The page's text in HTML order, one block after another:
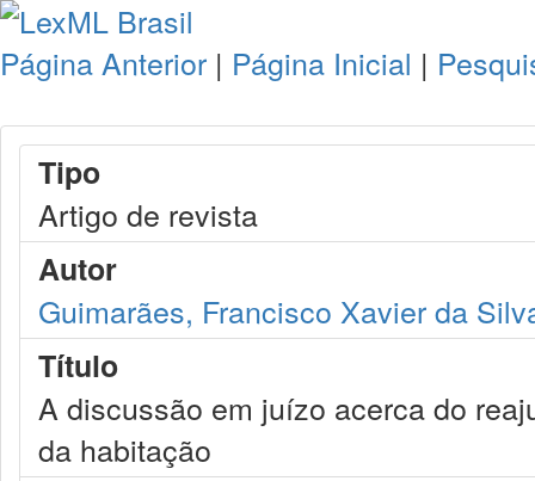
Página Anterior | Página Inicial |
Tipo
Artigo de revista
Autor
Guimarães, Francisco Xavier da
Título
A discussão em juízo acerca do
da habitação